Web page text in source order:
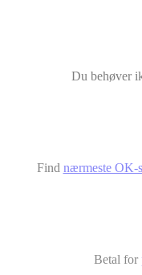
Du behøver
Find nærmeste OK-
Betal for